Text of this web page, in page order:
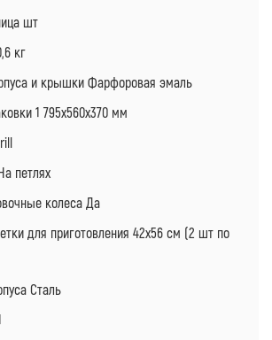
шт
кг
и крышки Фарфоровая эмаль
1 795х560х370 мм
петлях
колеса Да
для приготовления 42х56 см (2 шт по
Сталь